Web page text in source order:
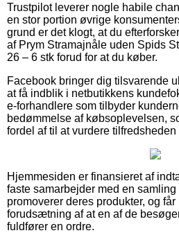
Trustpilot leverer nogle habile
en stor portion øvrige
grund er det klogt, at du
af Prym Stramajnåle uden Spids
26 – 6 stk forud for at du køber.
Facebook bringer dig tilsvarende
at få indblik i netbutikkens
e-forhandlere som tilbyder
bedømmelse af købsoplevelsen,
fordel af til at vurdere
Hjemmesiden er finansieret af
faste samarbejder med en
promoverer deres produkter, og
forudsætning af at en af de
fuldfører en ordre.